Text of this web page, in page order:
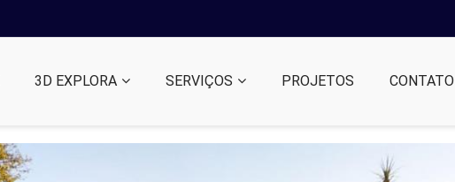
3D EXPLORA SERVIÇOS PROJETOS CONTATO